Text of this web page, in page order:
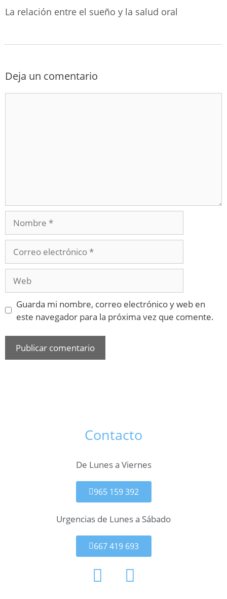
La relación entre el sueño y la salud oral
Deja un comentario
Guarda mi nombre, correo electrónico y web en
este navegador para la próxima vez que comente.
Contacto
De Lunes a Viernes
965 159 392
Urgencias de Lunes a Sábado
667 419 693